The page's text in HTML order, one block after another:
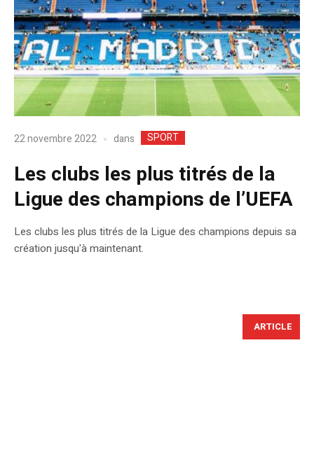
22 novembre 2022 dans SPORT
Les clubs les plus titrés de la
Ligue des champions de l’UEFA
Les clubs les plus titrés de la Ligue des champions depuis sa
création jusqu'à maintenant.
ARTICLE